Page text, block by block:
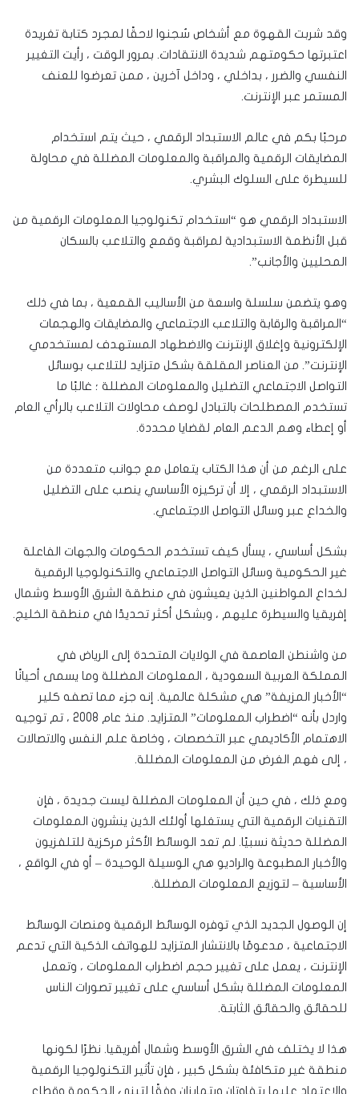
وقد شربت القهوة مع أشخاص سُجنوا لاحقًا لمجرد كتابة تغريدة
اعتبرتها حكومتهم شديدة الانتقادات. بمرور الوقت ، رأيت التغيير
النفسي والضرر ، بداخلي ، وداخل آخرين ، ممن تعرضوا للعنف
المستمر عبر الإنترنت.
مرحبًا بكم في عالم الاستبداد الرقمي ، حيث يتم استخدام
المضايقات الرقمية والمراقبة والمعلومات المضللة في محاولة
للسيطرة على السلوك البشري.
الاستبداد الرقمي هو “استخدام تكنولوجيا المعلومات الرقمية من
قبل الأنظمة الاستبدادية لمراقبة وقمع والتلاعب بالسكان
المحليين والأجانب”.
وهو يتضمن سلسلة واسعة من الأساليب القمعية ، بما في ذلك
“المراقبة والرقابة والتلاعب الاجتماعي والمضايقات والهجمات
الإلكترونية وإغلاق الإنترنت والاضطهاد المستهدف لمستخدمي
الإنترنت”. من العناصر المقلقة بشكل متزايد للتلاعب بوسائل
التواصل الاجتماعي التضليل والمعلومات المضللة ؛ غالبًا ما
تستخدم المصطلحات بالتبادل لوصف محاولات التلاعب بالرأي العام
أو إعطاء وهم الدعم العام لقضايا محددة.
على الرغم من أن هذا الكتاب يتعامل مع جوانب متعددة من
الاستبداد الرقمي ، إلا أن تركيزه الأساسي ينصب على التضليل
والخداع عبر وسائل التواصل الاجتماعي.
بشكل أساسي ، يسأل كيف تستخدم الحكومات والجهات الفاعلة
غير الحكومية وسائل التواصل الاجتماعي والتكنولوجيا الرقمية
لخداع المواطنين الذين يعيشون في منطقة الشرق الأوسط وشمال
إفريقيا والسيطرة عليهم ، وبشكل أكثر تحديدًا في منطقة الخليج.
من واشنطن العاصمة في الولايات المتحدة إلى الرياض في
المملكة العربية السعودية ، المعلومات المضللة وما يسمى أحيانًا
“الأخبار المزيفة” هي مشكلة عالمية. إنه جزء مما تصفه كلير
واردل بأنه “اضطراب المعلومات” المتزايد. منذ عام 2008 ، تم توجيه
الاهتمام الأكاديمي عبر التخصصات ، وخاصة علم النفس والاتصالات
، إلى فهم الغرض من المعلومات المضللة.
ومع ذلك ، في حين أن المعلومات المضللة ليست جديدة ، فإن
التقنيات الرقمية التي يستغلها أولئك الذين ينشرون المعلومات
المضللة حديثة نسبيًا. لم تعد الوسائط الأكثر مركزية للتلفزيون
والأخبار المطبوعة والراديو هي الوسيلة الوحيدة – أو في الواقع ،
الأساسية – لتوزيع المعلومات المضللة.
إن الوصول الجديد الذي توفره الوسائط الرقمية ومنصات الوسائط
الاجتماعية ، مدعومًا بالانتشار المتزايد للهواتف الذكية التي تدعم
الإنترنت ، يعمل على تغيير حجم اضطراب المعلومات ، وتعمل
المعلومات المضللة بشكل أساسي على تغيير تصورات الناس
للحقائق والحقائق الثابتة.
هذا لا يختلف في الشرق الأوسط وشمال أفريقيا. نظرًا لكونها
منطقة غير متكافئة بشكل كبير ، فإن تأثير التكنولوجيا الرقمية
والاعتماد عليها يتفاوتان ويتمايزان وفقًا لتبني الحكومة وقطاع